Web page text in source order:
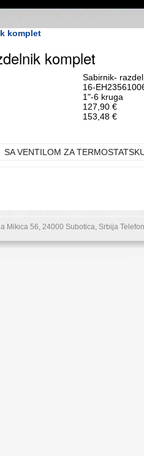
komplet
komplet
Sabirnik-
16-
1"-6 kruga
127,90 €
153,48 €
SA VENTILOM ZA
Mikica 56, 24000 Subotica, Srbija